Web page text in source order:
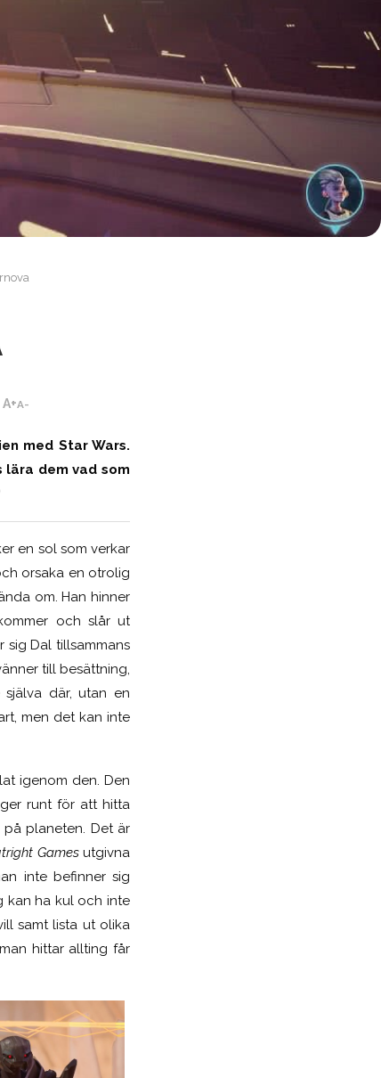
A+A-
med Star Wars.
dem vad som
en sol som verkar
orsaka en otrolig
om. Han hinner
och slår ut
sig Dal tillsammans
till besättning,
där, utan en
men det kan inte
igenom den. Den
runt för att hitta
planeten. Det är
Gamesutgivna
inte befinner sig
kan ha kul och inte
samt lista ut olika
hittar allting får